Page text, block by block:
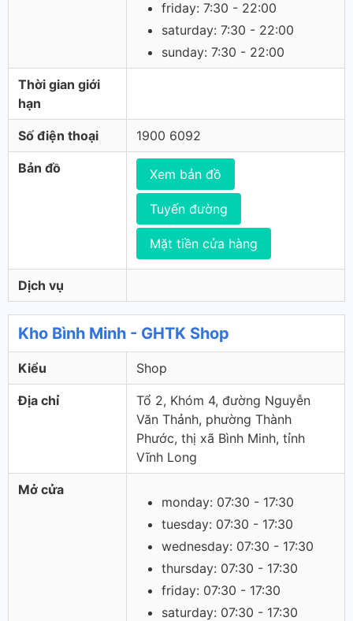
friday: 7:30 - 22:00
saturday: 7:30 - 22:00
sunday: 7:30 - 22:00
Thời gian giới
hạn
Số điện thoại 1900 6092
Bản đồ Xem bản đồ
Tuyến đường
Mặt tiền cửa hàng
Dịch vụ
Kho Bình Minh - GHTK Shop
Kiểu Shop
Địa chỉ
Tổ 2, Khóm 4, đường Nguyễn
Văn Thảnh, phường Thành
Phước, thị xã Bình Minh, tỉnh
Vĩnh Long
Mở cửa
monday: 07:30 - 17:30
tuesday: 07:30 - 17:30
wednesday: 07:30 - 17:30
thursday: 07:30 - 17:30
friday: 07:30 - 17:30
saturday: 07:30 - 17:30